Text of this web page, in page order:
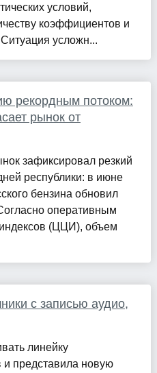
условий,
коэффициентов и
усложн...
рекордным потоком:
рынок от
зафиксировал резкий
республики: в июне
бензина обновил
оперативным
(ЦЦИ), объем
с записью аудио,
линейку
представила новую